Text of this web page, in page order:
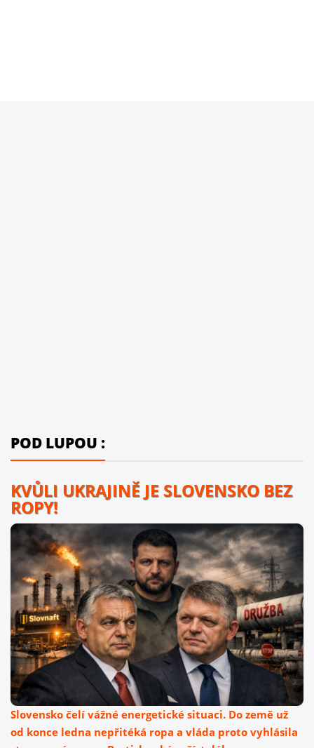
POD LUPOU :
KVŮLI UKRAJINĚ JE SLOVENSKO BEZ
ROPY!
Slovensko čelí vážné energetické situaci. Do země už
od konce ledna nepřitéká ropa a vláda proto vyhlásila